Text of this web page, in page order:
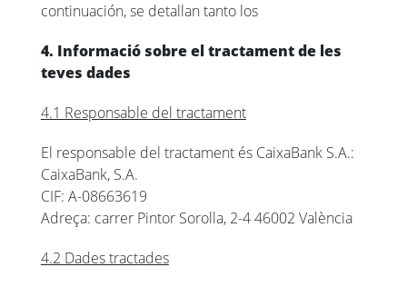
continuación, se detallan tanto los
4. Informació sobre el tractament de les
teves dades
4.1 Responsable del tractament
El responsable del tractament és CaixaBank S.A.:
CaixaBank, S.A.
CIF: A-08663619
Adreça: carrer Pintor Sorolla, 2-4 46002 València
4.2 Dades tractades